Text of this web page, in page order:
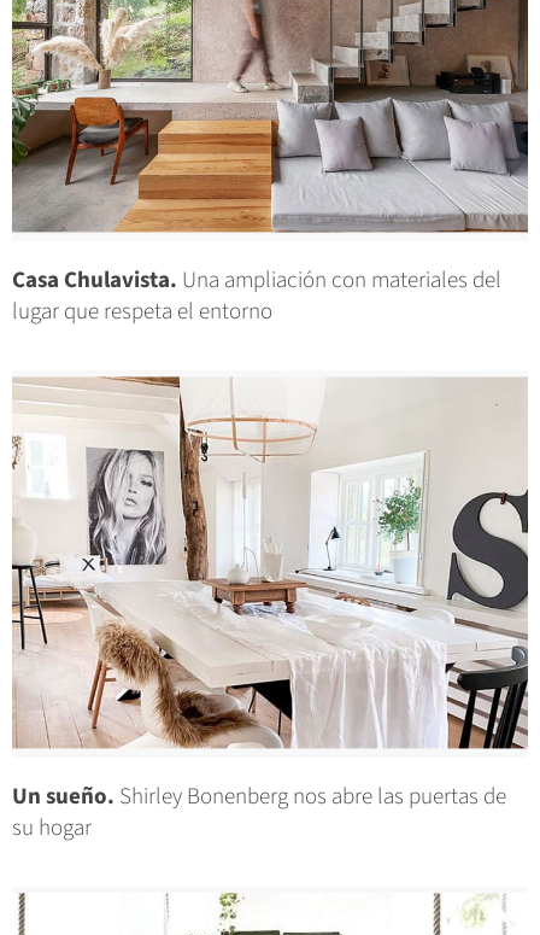
Casa Chulavista. Una ampliación con materiales del
lugar que respeta el entorno
Un sueño. Shirley Bonenberg nos abre las puertas de
su hogar